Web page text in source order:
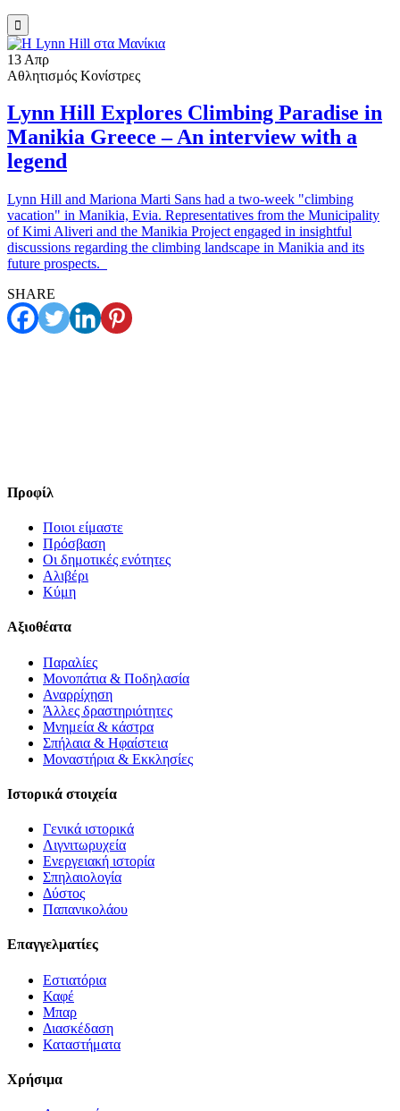

13 Απρ
Αθλητισμός Κονίστρες
Lynn Hill Explores Climbing Paradise in
Manikia Greece – An interview with a
legend
Lynn Hill and Mariona Marti Sans had a two-week "climbing
vacation" in Manikia, Evia. Representatives from the Municipality
of Kimi Aliveri and the Manikia Project engaged in insightful
discussions regarding the climbing landscape in Manikia and its
future prospects.
SHARE
Προφίλ
Ποιοι είμαστε
Πρόσβαση
Οι δημοτικές ενότητες
Αλιβέρι
Κύμη
Αξιοθέατα
Παραλίες
Μονοπάτια & Ποδηλασία
Αναρρίχηση
Άλλες δραστηριότητες
Μνημεία & κάστρα
Σπήλαια & Ηφαίστεια
Μοναστήρια & Εκκλησίες
Ιστορικά στοιχεία
Γενικά ιστορικά
Λιγνιτωρυχεία
Ενεργειακή ιστορία
Σπηλαιολογία
Δύστος
Παπανικολάου
Επαγγελματίες
Εστιατόρια
Καφέ
Μπαρ
Διασκέδαση
Καταστήματα
Χρήσιμα